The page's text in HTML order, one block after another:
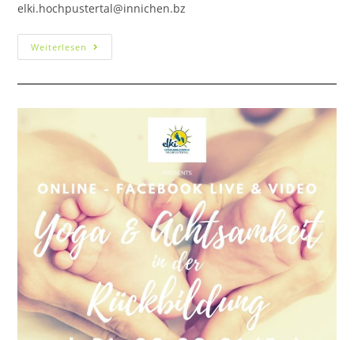
elki.hochpustertal@innichen.bz
Weiterlesen